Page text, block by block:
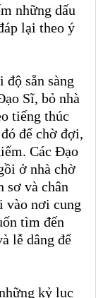
những dấu
lại theo ý
sẵn sàng
Sĩ, bỏ nhà
tiếng thúc
để chờ đợi,
Các Đạo
ở nhà chờ
sơ và chân
vào nơi cung
tìm đến
lễ dâng để
kỷ lục